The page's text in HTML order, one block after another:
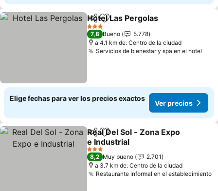
CompartirAgregar a favoritos
Hotel Las Pergolas
3 Estrellas
7,8 Bueno
5.778
a 4.1 km de: Centro de la ciudad
Servicios de bienestar y spa en el hotel
Elige fechas para ver los precios exactos
Ver precios
CompartirAgregar a favoritos
Real Del Sol - Zona Expo
e Industrial
Ver precios
3 Estrellas
8,2 Muy bueno
2.701
a 3.7 km de: Centro de la ciudad
Restaurante informal en el establecimiento